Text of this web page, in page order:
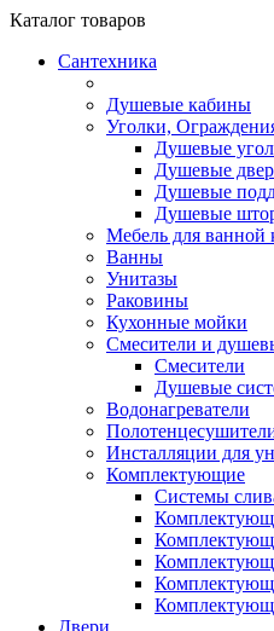
Каталог товаров
Сантехника
Душевые кабины
Уголки,
Душевые
Душевые
Душевые
Душевые
Мебель для ванной
Ванны
Унитазы
Раковины
Кухонные мойки
Смесители и
Смесители
Душевые
Водонагреватели
Инсталляции для
Комплектующие
Системы
Двери